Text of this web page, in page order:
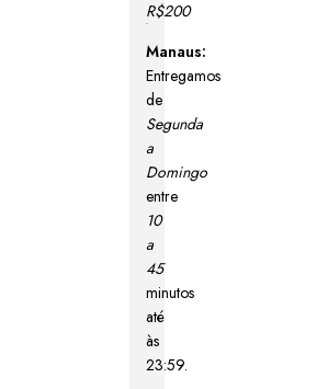
R$200
Manaus:
Entregamos
de
Segunda
a
Domingo
entre
10
a
45
minutos
até
às
23:59.